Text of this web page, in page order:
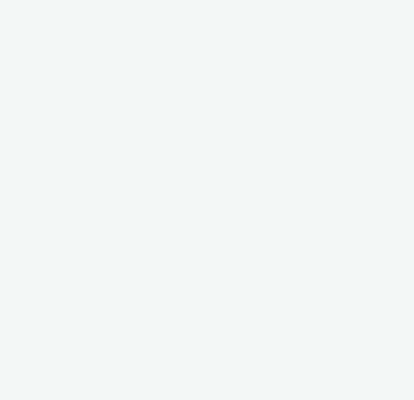
Conference in Bologna, Italien,
lautete in diesem Jahr „Connecting
Center stattfand, erreichte mit